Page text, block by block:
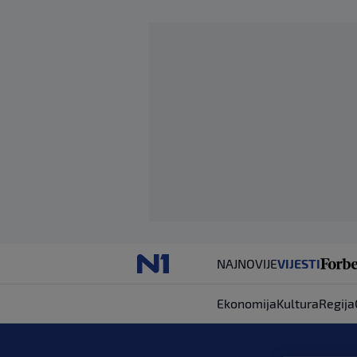
NAJNOVIJEVIJESTI
EkonomijaKulturaRegija